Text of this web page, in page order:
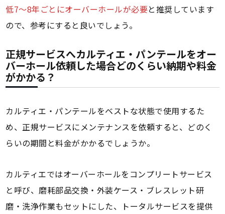
低7～8年ごとにオーバーホールが必要と推奨しています
ので、参考にすると良いでしょう。
正規サービスへカルティエ・パンテールをオー
バーホール依頼した場合どのくらい納期や料金
がかかる？
カルティエ・パンテールをベストな状態で使用するた
め、正規サービスにメンテナンスを依頼すると、どのく
らいの期間と料金がかかるでしょうか。
カルティエではオーバーホールをコンプリートサービス
と呼び、磨耗部品交換・外装ケース・ブレスレット研
磨・洗浄作業もセットにした、トータルサービスを提供